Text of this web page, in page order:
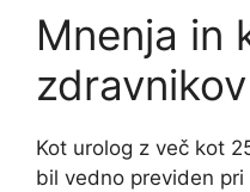
Mnenja in
zdravnikov
Kot urolog z več kot
bil vedno previden